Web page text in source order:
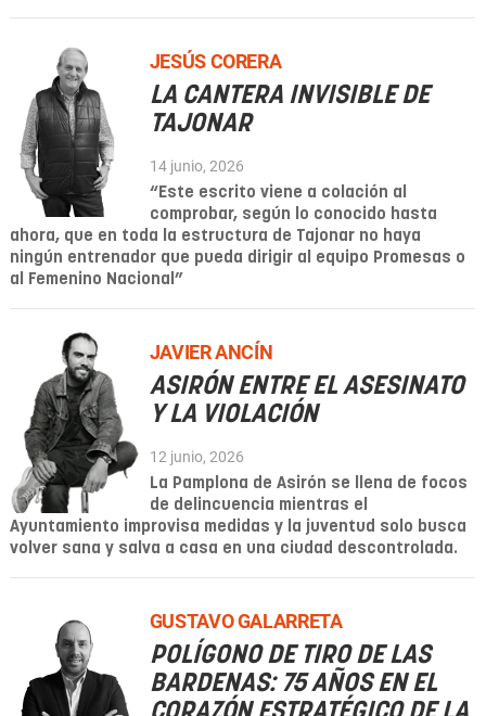
JESÚS CORERA
LA CANTERA INVISIBLE DE
TAJONAR
14 junio, 2026
“Este escrito viene a colación al
comprobar, según lo conocido hasta
ahora, que en toda la estructura de Tajonar no haya
ningún entrenador que pueda dirigir al equipo Promesas o
al Femenino Nacional”
JAVIER ANCÍN
ASIRÓN ENTRE EL ASESINATO
Y LA VIOLACIÓN
12 junio, 2026
La Pamplona de Asirón se llena de focos
de delincuencia mientras el
Ayuntamiento improvisa medidas y la juventud solo busca
volver sana y salva a casa en una ciudad descontrolada.
GUSTAVO GALARRETA
POLÍGONO DE TIRO DE LAS
BARDENAS: 75 AÑOS EN EL